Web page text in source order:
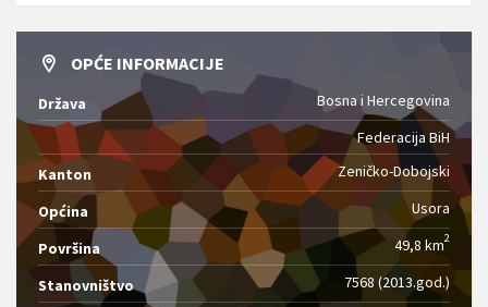
OPĆE INFORMACIJE
Država
Bosna i Hercegovina
Federacija BiH
Kanton
Zeničko-Dobojski
Općina Usora
Površina 49,8 km2
Stanovništvo 7568 (2013.god.)